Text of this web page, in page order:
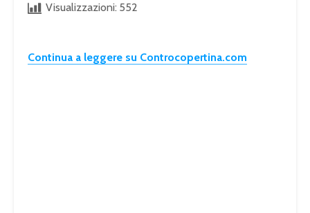
Visualizzazioni: 552
Continua a leggere su Controcopertina.com